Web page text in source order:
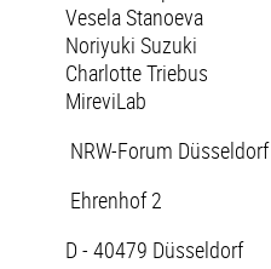
Vesela Stanoeva
Noriyuki Suzuki
Charlotte Triebus
MireviLab
NRW-Forum Düsseldorf
Ehrenhof 2
D - 40479 Düsseldorf